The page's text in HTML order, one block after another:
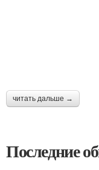
читать дальше →
Последние